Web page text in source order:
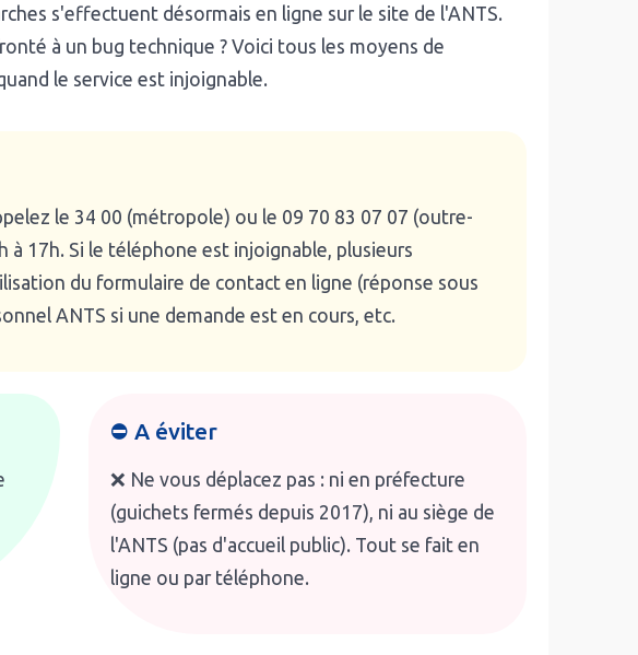
s'effectuent désormais en ligne sur le site de l'ANTS.
à un bug technique ? Voici tous les moyens de
le service est injoignable.
le 34 00 (métropole) ou le 09 70 83 07 07 (outre-
17h. Si le téléphone est injoignable, plusieurs
du formulaire de contact en ligne (réponse sous
ANTS si une demande est en cours, etc.
⛔ A éviter
❌ Ne vous déplacez pas : ni en préfecture
(guichets fermés depuis 2017), ni au siège de
l'ANTS (pas d'accueil public). Tout se fait en
ligne ou par téléphone.